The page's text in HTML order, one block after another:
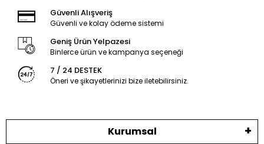
Güvenli Alışveriş
Güvenli ve kolay ödeme sistemi
Geniş Ürün Yelpazesi
Binlerce ürün ve kampanya seçeneği
7 / 24 DESTEK
Öneri ve şikayetlerinizi bize iletebilirsiniz.
Kurumsal